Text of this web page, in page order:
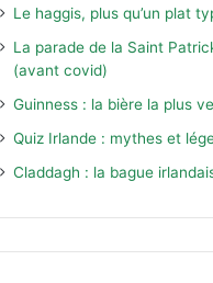
Le haggis, plus qu’un plat
La parade de la Saint
(avant covid)
Guinness : la bière la plus
Quiz Irlande : mythes et
Claddagh : la bague